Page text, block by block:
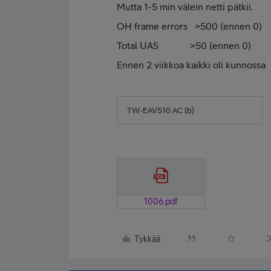
Mutta 1-5 min välein netti pätkii.
OH frame errors >500 (ennen 0)
Total UAS >50 (ennen 0)
Ennen 2 viikkoa kaikki oli kunnossa
TW-EAV510 AC (b)
1006.pdf
Tykkää